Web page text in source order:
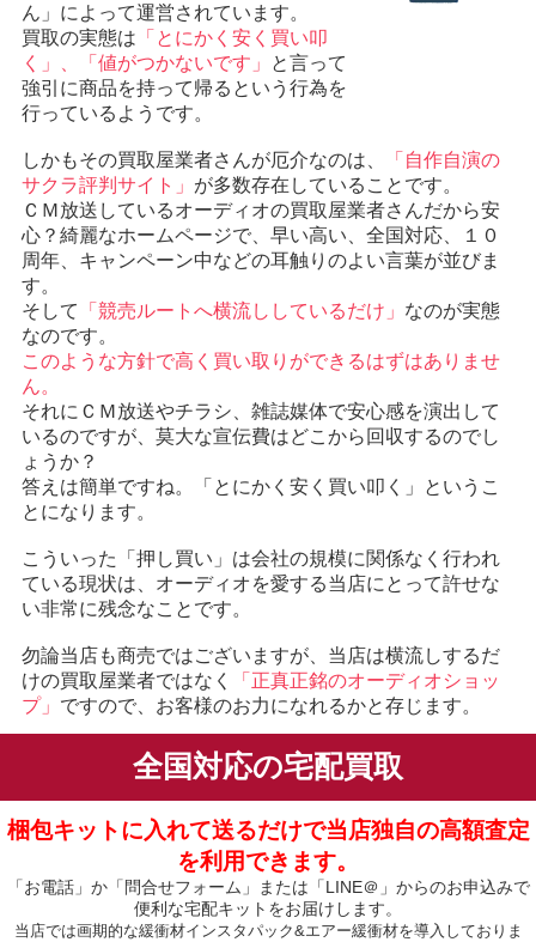
ん」によって運営されています。
買取の実態は 「とにかく安く買い叩
く」、「値がつかないです」
と言って
強引に商品を持って帰るという行為を
行っているようです。
しかもその買取屋業者さんが厄介なのは、
「自作自演の
サクラ評判サイト」 が多数存在していることです。
ＣＭ放送しているオーディオの買取屋業者さんだから安
心？綺麗なホームページで、早い高い、全国対応、１０
周年、キャンペーン中などの耳触りのよい言葉が並びま
す。
そして
「競売ルートへ横流ししているだけ」 なのが実態
なのです。
このような方針で高く買い取りができるはずはありませ
ん。
それにＣＭ放送やチラシ、雑誌媒体で安心感を演出して
いるのですが、莫大な宣伝費はどこから回収するのでし
ょうか？
答えは簡単ですね。「とにかく安く買い叩く」というこ
とになります。
こういった「押し買い」は会社の規模に関係なく行われ
ている現状は、オーディオを愛する当店にとって許せな
い非常に残念なことです。
勿論当店も商売ではございますが、当店は横流しするだ
けの買取屋業者ではなく
「正真正銘のオーディオショッ
プ」 ですので、お客様のお力になれるかと存じます。
全国対応の宅配買取
梱包キットに入れて送るだけで当店独自の高額査定
を利用できます。
「お電話」か「問合せフォーム」または「LINE＠」からのお申込みで
便利な宅配キットをお届けします。
当店では画期的な緩衝材インスタパック&エアー緩衝材を導入しておりま